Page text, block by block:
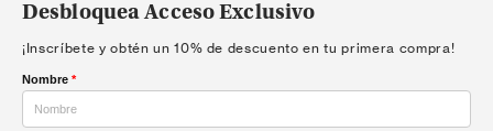
Desbloquea Acceso Exclusivo
¡Inscríbete y obtén un 10% de descuento en tu primera compra!
Nombre *